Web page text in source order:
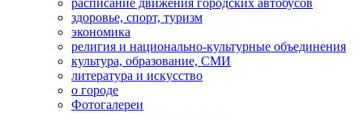
расписание движения городских автобусов
здоровье, спорт, туризм
экономика
религия и национально-культурные объединения
культура, образование, СМИ
литература и искусство
о городе
Фотогалереи